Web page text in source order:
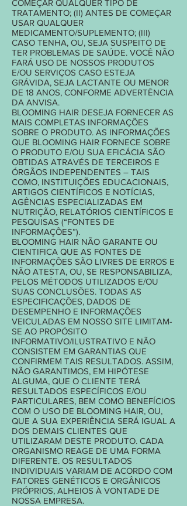
COMEÇAR QUALQUER TIPO DE
TRATAMENTO; (II) ANTES DE COMEÇAR
USAR QUALQUER
MEDICAMENTO/SUPLEMENTO; (III)
CASO TENHA, OU, SEJA SUSPEITO DE
TER PROBLEMAS DE SAÚDE. VOCÊ NÃO
FARÁ USO DE NOSSOS PRODUTOS
E/OU SERVIÇOS CASO ESTEJA
GRÁVIDA, SEJA LACTANTE OU MENOR
DE 18 ANOS, CONFORME ADVERTÊNCIA
DA ANVISA.
BLOOMING HAIR DESEJA FORNECER AS
MAIS COMPLETAS INFORMAÇÕES
SOBRE O PRODUTO. AS INFORMAÇÕES
QUE BLOOMING HAIR FORNECE SOBRE
O PRODUTO E/OU SUA EFICÁCIA SÃO
OBTIDAS ATRAVÉS DE TERCEIROS E
ÓRGÃOS INDEPENDENTES – TAIS
COMO, INSTITUIÇÕES EDUCACIONAIS,
ARTIGOS CIENTÍFICOS E NOTÍCIAS,
AGÊNCIAS ESPECIALIZADAS EM
NUTRIÇÃO, RELATÓRIOS CIENTÍFICOS E
PESQUISAS (“FONTES DE
INFORMAÇÕES”).
BLOOMING HAIR NÃO GARANTE OU
CIENTIFICA QUE AS FONTES DE
INFORMAÇÕES SÃO LIVRES DE ERROS E
NÃO ATESTA, OU, SE RESPONSABILIZA,
PELOS MÉTODOS UTILIZADOS E/OU
SUAS CONCLUSÕES. TODAS AS
ESPECIFICAÇÕES, DADOS DE
DESEMPENHO E INFORMAÇÕES
VEICULADAS EM NOSSO SITE LIMITAM-
SE AO PROPÓSITO
INFORMATIVO/ILUSTRATIVO E NÃO
CONSISTEM EM GARANTIAS QUE
CONFIRMEM TAIS RESULTADOS. ASSIM,
NÃO GARANTIMOS, EM HIPÓTESE
ALGUMA, QUE O CLIENTE TERÁ
RESULTADOS ESPECÍFICOS E/OU
PARTICULARES, BEM COMO BENEFÍCIOS
COM O USO DE BLOOMING HAIR, OU,
QUE A SUA EXPERIÊNCIA SERÁ IGUAL A
DOS DEMAIS CLIENTES QUE
UTILIZARAM DESTE PRODUTO. CADA
ORGANISMO REAGE DE UMA FORMA
DIFERENTE. OS RESULTADOS
INDIVIDUAIS VARIAM DE ACORDO COM
FATORES GENÉTICOS E ORGÂNICOS
PRÓPRIOS, ALHEIOS À VONTADE DE
NOSSA EMPRESA.